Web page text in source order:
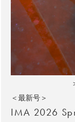
＜最新号＞
IMA 2026